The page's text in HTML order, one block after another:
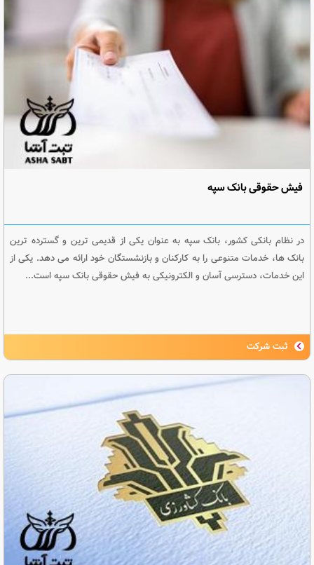
فیش حقوقی بانک سپه
در نظام بانکی کشور، بانک سپه به عنوان یکی از قدیمی ترین و گسترده ترین
بانک ها، خدمات متنوعی را به کارکنان و بازنشستگان خود ارائه می دهد. یکی از
این خدمات، دسترسی آسان و الکترونیکی به فیش حقوقی بانک سپه است...
ثبت شرکت